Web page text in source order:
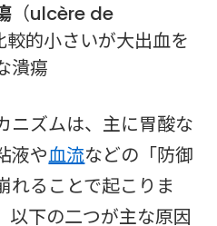
（ulcère de
的小さいが大出血を
潰瘍
ニズムは、主に胃酸な
液や血流などの「防御
れることで起こりま
以下の二つが主な原因